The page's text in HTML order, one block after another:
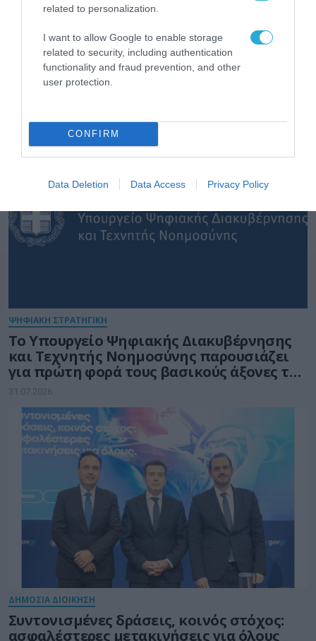
related to personalization.
I want to allow Google to enable storage
related to security, including authentication
functionality and fraud prevention, and other
user protection.
CONFIRM
Data Deletion Data Access Privacy Policy
ΨΗΦΙΑΚΗ ΣΤΡΑΤΗΓΙΚΗ
Το Υπουργείο Ψηφιακής Διακυβέρνησης
και Τεχνητής Νοημοσύνης παρουσιάζει
για πρώτη φορά τους βασικούς άξονες του
νέου Εθνικού Διαστημικού Προγράμματος
31.07.2026
ΔΗΜΟΣΙΑ ΔΙΟΙΚΗΣΗ
Συντονισμένες δράσεις, κοινός στόχος:
ασφαλέστερες μετακινήσεις για όλους